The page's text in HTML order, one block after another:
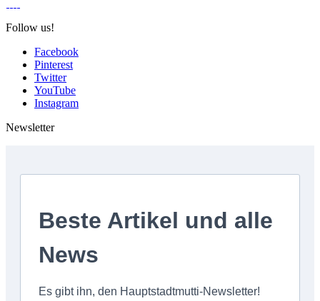
Follow us!
Facebook
Pinterest
Twitter
YouTube
Instagram
Newsletter